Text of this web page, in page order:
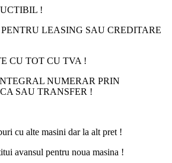
!
LEASING SAU CREDITARE
CU TOT CU TVA !
NUMERAR PRIN
SAU TRANSFER !
cu alte masini dar la alt pret !
avansul pentru noua masina !